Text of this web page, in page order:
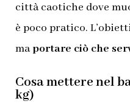
città caotiche dove
è poco pratico.
maportare ciò che
Cosa mettere nel
kg)